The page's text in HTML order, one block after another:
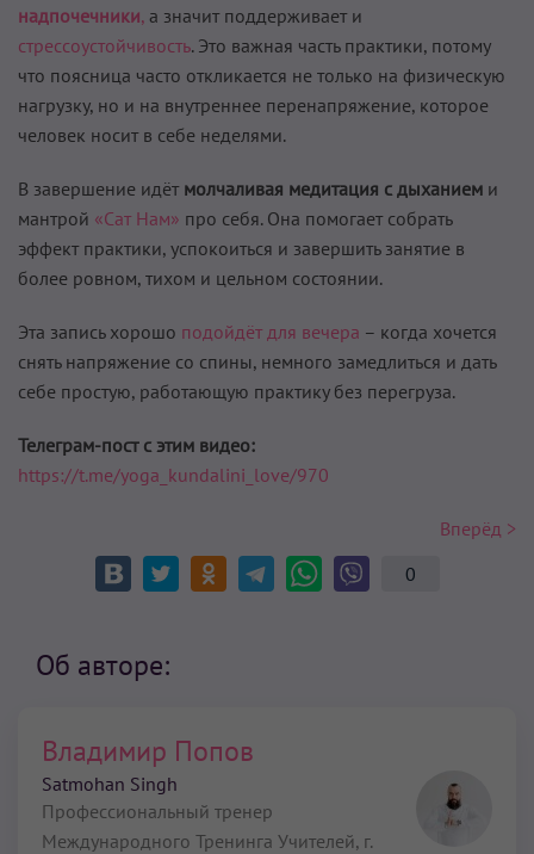
надпочечники, а значит поддерживает и
стрессоустойчивость. Это важная часть практики, потому
что поясница часто откликается не только на физическую
нагрузку, но и на внутреннее перенапряжение, которое
человек носит в себе неделями.
В завершение идёт молчаливая медитация с дыханием и
мантрой «Сат Нам» про себя. Она помогает собрать
эффект практики, успокоиться и завершить занятие в
более ровном, тихом и цельном состоянии.
Эта запись хорошо подойдёт для вечера – когда хочется
снять напряжение со спины, немного замедлиться и дать
себе простую, работающую практику без перегруза.
Телеграм-пост с этим видео:
https://t.me/yoga_kundalini_love/970
Вперёд >
0
Об авторе:
Владимир Попов
Satmohan Singh
Профессиональный тренер
Международного Тренинга Учителей, г.